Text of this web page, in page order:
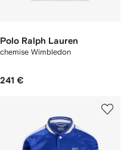
Polo Ralph Lauren
chemise Wimbledon
241 €